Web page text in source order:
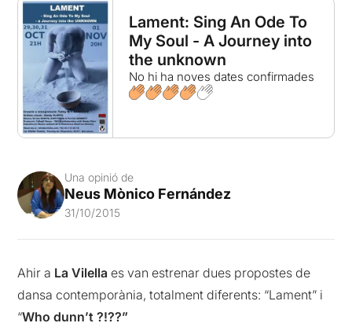
Lament: Sing An Ode To
My Soul - A Journey into
the unknown
No hi ha noves dates confirmades
Una opinió de
Neus Mònico Fernández
31/10/2015
Ahir a La Vilella es van estrenar dues propostes de
dansa contemporània, totalment diferents: “Lament” i
“Who dunn’t ?!??”